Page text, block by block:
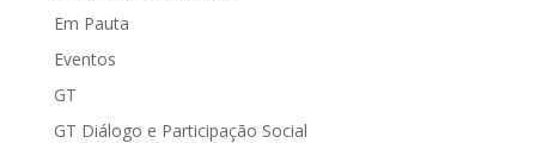
Em Pauta
Eventos
GT
GT Diálogo e Participação Social